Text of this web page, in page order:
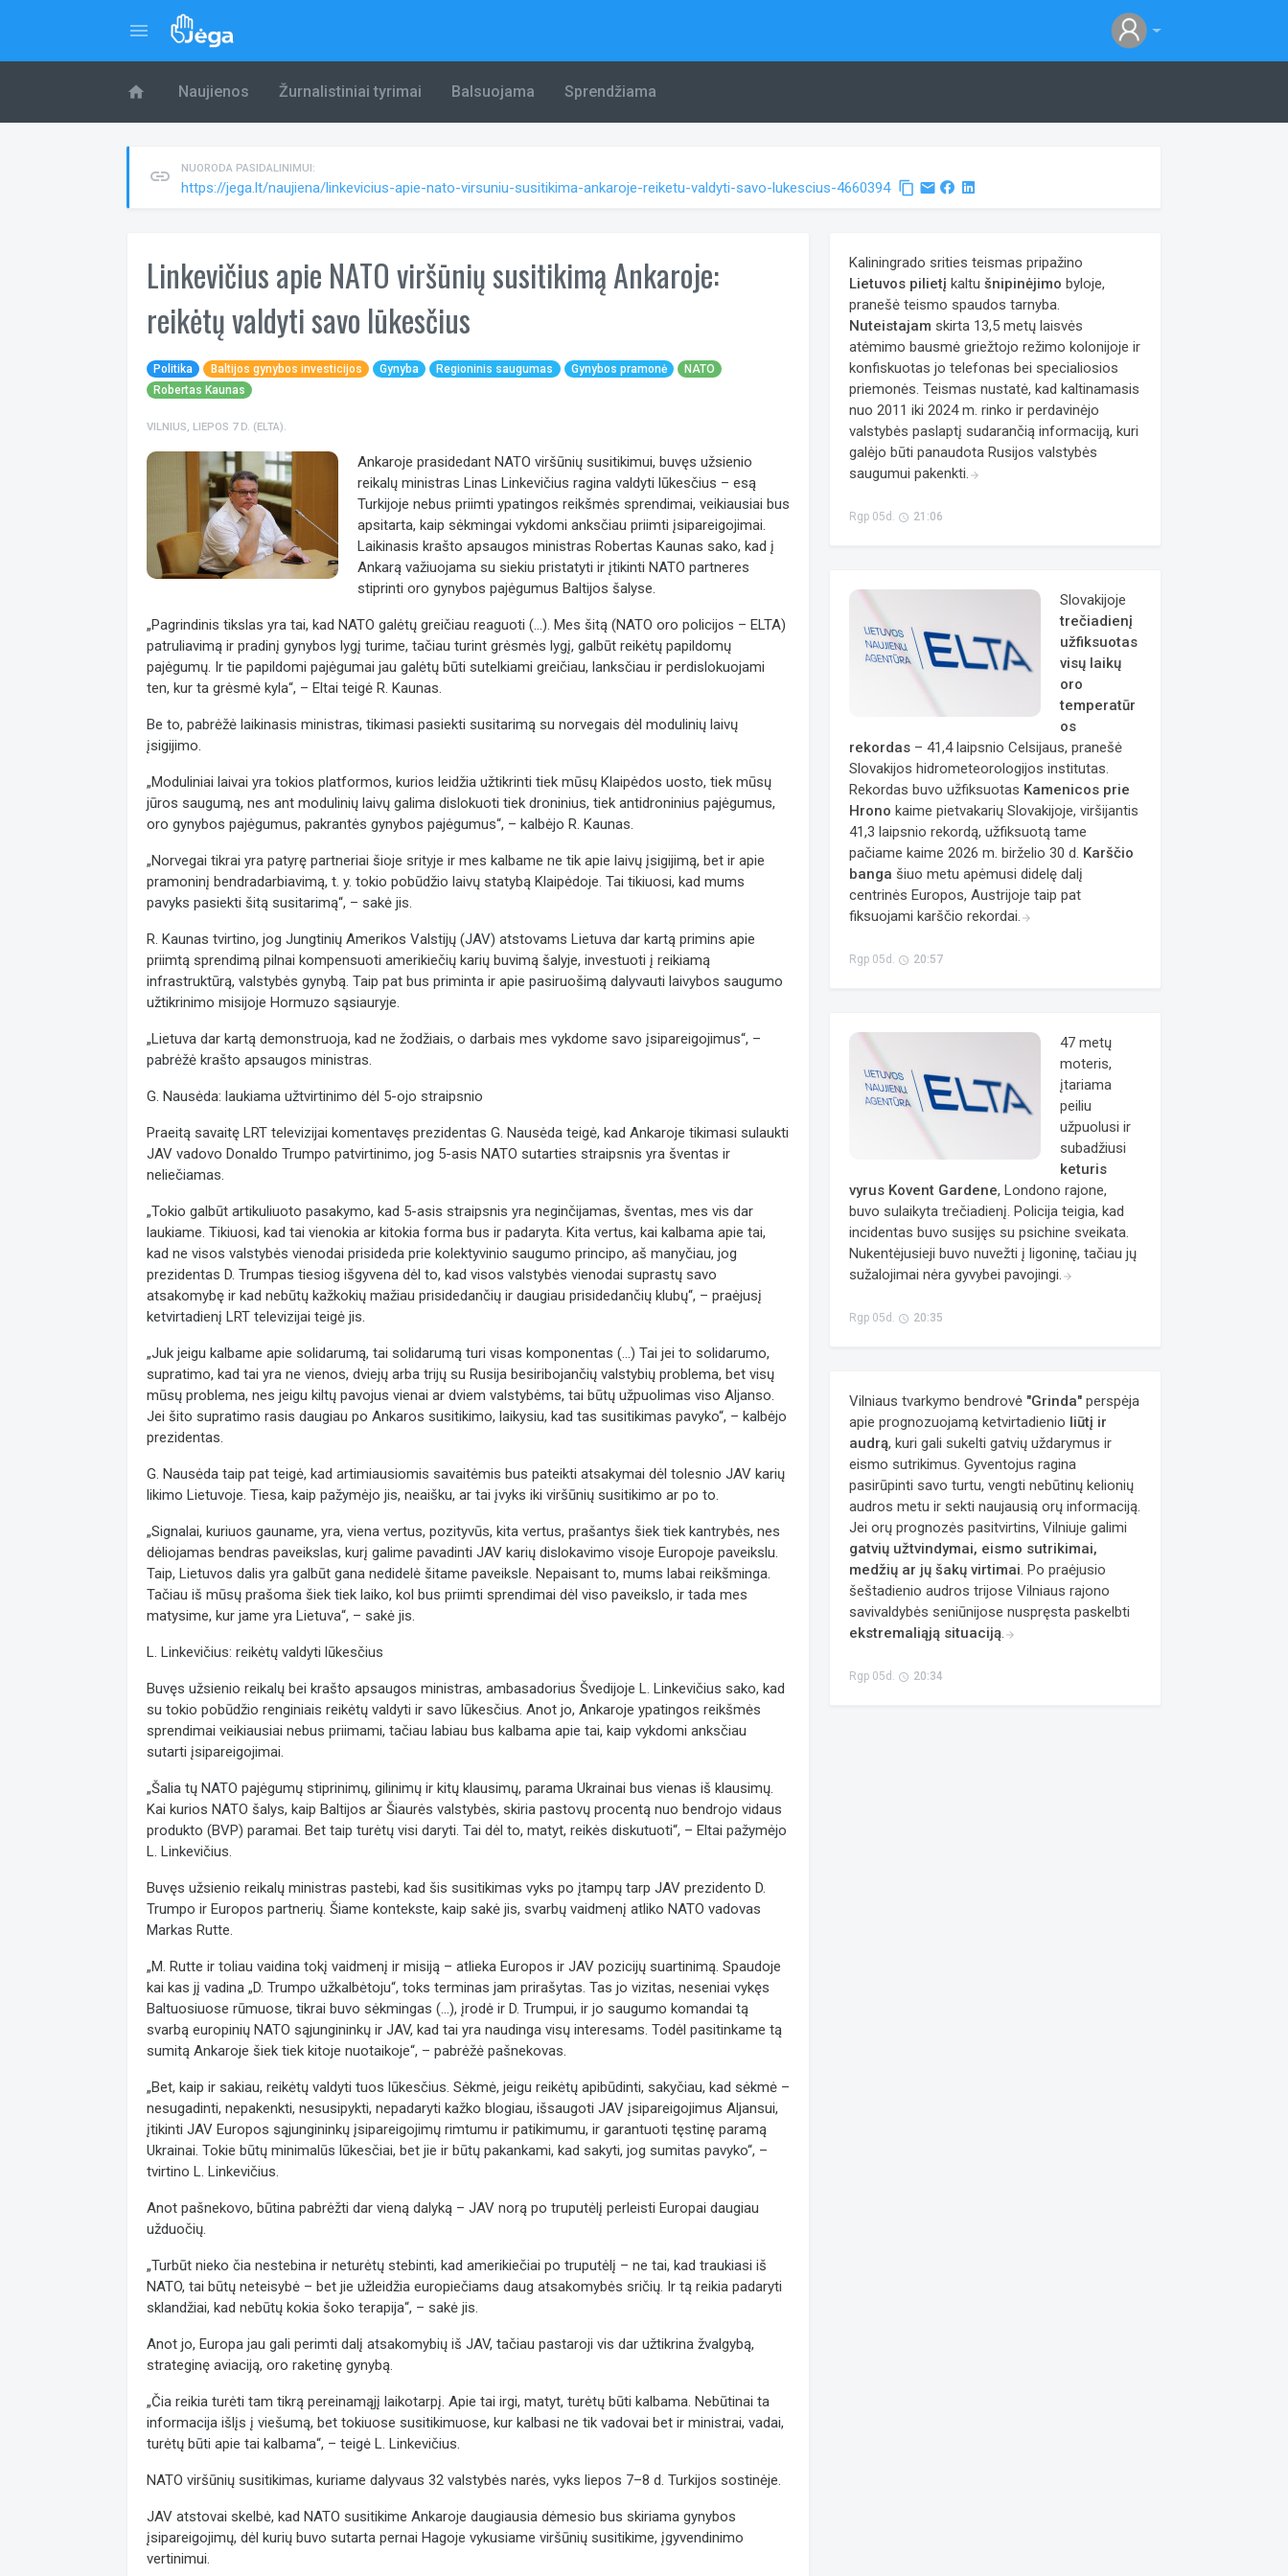
menu
home Naujienos Žurnalistiniai tyrimai Balsuojama Sprendžiama
link NUORODA PASIDALINIMUI:
https://jega.lt/naujiena/linkevicius-apie-nato-virsuniu-susitikima-ankaroje-reiketu-valdyti-savo-lukescius-4660394 content_copy email
Linkevičius apie NATO viršūnių susitikimą Ankaroje:
reikėtų valdyti savo lūkesčius
Politika Baltijos gynybos investicijos Gynyba Regioninis saugumas Gynybos pramonė
NATO
Robertas Kaunas
VILNIUS, LIEPOS 7 D. (ELTA).
Ankaroje prasidedant NATO viršūnių susitikimui, buvęs užsienio
reikalų ministras Linas Linkevičius ragina valdyti lūkesčius – esą
Turkijoje nebus priimti ypatingos reikšmės sprendimai, veikiausiai bus
apsitarta, kaip sėkmingai vykdomi anksčiau priimti įsipareigojimai.
Laikinasis krašto apsaugos ministras Robertas Kaunas sako, kad į
Ankarą važiuojama su siekiu pristatyti ir įtikinti NATO partneres
stiprinti oro gynybos pajėgumus Baltijos šalyse.
„Pagrindinis tikslas yra tai, kad NATO galėtų greičiau reaguoti (...). Mes šitą (NATO oro policijos – ELTA)
patruliavimą ir pradinį gynybos lygį turime, tačiau turint grėsmės lygį, galbūt reikėtų papildomų
pajėgumų. Ir tie papildomi pajėgumai jau galėtų būti sutelkiami greičiau, lanksčiau ir perdislokuojami
ten, kur ta grėsmė kyla“, – Eltai teigė R. Kaunas.
Be to, pabrėžė laikinasis ministras, tikimasi pasiekti susitarimą su norvegais dėl modulinių laivų
įsigijimo.
„Moduliniai laivai yra tokios platformos, kurios leidžia užtikrinti tiek mūsų Klaipėdos uosto, tiek mūsų
jūros saugumą, nes ant modulinių laivų galima dislokuoti tiek droninius, tiek antidroninius pajėgumus,
oro gynybos pajėgumus, pakrantės gynybos pajėgumus“, – kalbėjo R. Kaunas.
„Norvegai tikrai yra patyrę partneriai šioje srityje ir mes kalbame ne tik apie laivų įsigijimą, bet ir apie
pramoninį bendradarbiavimą, t. y. tokio pobūdžio laivų statybą Klaipėdoje. Tai tikiuosi, kad mums
pavyks pasiekti šitą susitarimą“, – sakė jis.
R. Kaunas tvirtino, jog Jungtinių Amerikos Valstijų (JAV) atstovams Lietuva dar kartą primins apie
priimtą sprendimą pilnai kompensuoti amerikiečių karių buvimą šalyje, investuoti į reikiamą
infrastruktūrą, valstybės gynybą. Taip pat bus priminta ir apie pasiruošimą dalyvauti laivybos saugumo
užtikrinimo misijoje Hormuzo sąsiauryje.
„Lietuva dar kartą demonstruoja, kad ne žodžiais, o darbais mes vykdome savo įsipareigojimus“, –
pabrėžė krašto apsaugos ministras.
G. Nausėda: laukiama užtvirtinimo dėl 5-ojo straipsnio
Praeitą savaitę LRT televizijai komentavęs prezidentas G. Nausėda teigė, kad Ankaroje tikimasi sulaukti
JAV vadovo Donaldo Trumpo patvirtinimo, jog 5-asis NATO sutarties straipsnis yra šventas ir
neliečiamas.
„Tokio galbūt artikuliuoto pasakymo, kad 5-asis straipsnis yra neginčijamas, šventas, mes vis dar
laukiame. Tikiuosi, kad tai vienokia ar kitokia forma bus ir padaryta. Kita vertus, kai kalbama apie tai,
kad ne visos valstybės vienodai prisideda prie kolektyvinio saugumo principo, aš manyčiau, jog
prezidentas D. Trumpas tiesiog išgyvena dėl to, kad visos valstybės vienodai suprastų savo
atsakomybę ir kad nebūtų kažkokių mažiau prisidedančių ir daugiau prisidedančių klubų“, – praėjusį
ketvirtadienį LRT televizijai teigė jis.
„Juk jeigu kalbame apie solidarumą, tai solidarumą turi visas komponentas (...) Tai jei to solidarumo,
supratimo, kad tai yra ne vienos, dviejų arba trijų su Rusija besiribojančių valstybių problema, bet visų
mūsų problema, nes jeigu kiltų pavojus vienai ar dviem valstybėms, tai būtų užpuolimas viso Aljanso.
Jei šito supratimo rasis daugiau po Ankaros susitikimo, laikysiu, kad tas susitikimas pavyko“, – kalbėjo
prezidentas.
G. Nausėda taip pat teigė, kad artimiausiomis savaitėmis bus pateikti atsakymai dėl tolesnio JAV karių
likimo Lietuvoje. Tiesa, kaip pažymėjo jis, neaišku, ar tai įvyks iki viršūnių susitikimo ar po to.
„Signalai, kuriuos gauname, yra, viena vertus, pozityvūs, kita vertus, prašantys šiek tiek kantrybės, nes
dėliojamas bendras paveikslas, kurį galime pavadinti JAV karių dislokavimo visoje Europoje paveikslu.
Taip, Lietuvos dalis yra galbūt gana nedidelė šitame paveiksle. Nepaisant to, mums labai reikšminga.
Tačiau iš mūsų prašoma šiek tiek laiko, kol bus priimti sprendimai dėl viso paveikslo, ir tada mes
matysime, kur jame yra Lietuva“, – sakė jis.
L. Linkevičius: reikėtų valdyti lūkesčius
Buvęs užsienio reikalų bei krašto apsaugos ministras, ambasadorius Švedijoje L. Linkevičius sako, kad
su tokio pobūdžio renginiais reikėtų valdyti ir savo lūkesčius. Anot jo, Ankaroje ypatingos reikšmės
sprendimai veikiausiai nebus priimami, tačiau labiau bus kalbama apie tai, kaip vykdomi anksčiau
sutarti įsipareigojimai.
„Šalia tų NATO pajėgumų stiprinimų, gilinimų ir kitų klausimų, parama Ukrainai bus vienas iš klausimų.
Kai kurios NATO šalys, kaip Baltijos ar Šiaurės valstybės, skiria pastovų procentą nuo bendrojo vidaus
produkto (BVP) paramai. Bet taip turėtų visi daryti. Tai dėl to, matyt, reikės diskutuoti“, – Eltai pažymėjo
L. Linkevičius.
Buvęs užsienio reikalų ministras pastebi, kad šis susitikimas vyks po įtampų tarp JAV prezidento D.
Trumpo ir Europos partnerių. Šiame kontekste, kaip sakė jis, svarbų vaidmenį atliko NATO vadovas
Markas Rutte.
„M. Rutte ir toliau vaidina tokį vaidmenį ir misiją – atlieka Europos ir JAV pozicijų suartinimą. Spaudoje
kai kas jį vadina „D. Trumpo užkalbėtoju“, toks terminas jam prirašytas. Tas jo vizitas, neseniai vykęs
Baltuosiuose rūmuose, tikrai buvo sėkmingas (...), įrodė ir D. Trumpui, ir jo saugumo komandai tą
svarbą europinių NATO sąjungininkų ir JAV, kad tai yra naudinga visų interesams. Todėl pasitinkame tą
sumitą Ankaroje šiek tiek kitoje nuotaikoje“, – pabrėžė pašnekovas.
„Bet, kaip ir sakiau, reikėtų valdyti tuos lūkesčius. Sėkmė, jeigu reikėtų apibūdinti, sakyčiau, kad sėkmė –
nesugadinti, nepakenkti, nesusipykti, nepadaryti kažko blogiau, išsaugoti JAV įsipareigojimus Aljansui,
įtikinti JAV Europos sąjungininkų įsipareigojimų rimtumu ir patikimumu, ir garantuoti tęstinę paramą
Ukrainai. Tokie būtų minimalūs lūkesčiai, bet jie ir būtų pakankami, kad sakyti, jog sumitas pavyko“, –
tvirtino L. Linkevičius.
Anot pašnekovo, būtina pabrėžti dar vieną dalyką – JAV norą po truputėlį perleisti Europai daugiau
užduočių.
„Turbūt nieko čia nestebina ir neturėtų stebinti, kad amerikiečiai po truputėlį – ne tai, kad traukiasi iš
NATO, tai būtų neteisybė – bet jie užleidžia europiečiams daug atsakomybės sričių. Ir tą reikia padaryti
sklandžiai, kad nebūtų kokia šoko terapija“, – sakė jis.
Anot jo, Europa jau gali perimti dalį atsakomybių iš JAV, tačiau pastaroji vis dar užtikrina žvalgybą,
strateginę aviaciją, oro raketinę gynybą.
„Čia reikia turėti tam tikrą pereinamąjį laikotarpį. Apie tai irgi, matyt, turėtų būti kalbama. Nebūtinai ta
informacija išlįs į viešumą, bet tokiuose susitikimuose, kur kalbasi ne tik vadovai bet ir ministrai, vadai,
turėtų būti apie tai kalbama“, – teigė L. Linkevičius.
NATO viršūnių susitikimas, kuriame dalyvaus 32 valstybės narės, vyks liepos 7–8 d. Turkijos sostinėje.
JAV atstovai skelbė, kad NATO susitikime Ankaroje daugiausia dėmesio bus skiriama gynybos
įsipareigojimų, dėl kurių buvo sutarta pernai Hagoje vykusiame viršūnių susitikime, įgyvendinimo
vertinimui.
Kaliningrado srities teismas pripažino
Lietuvos pilietį kaltušnipinėjimo byloje,
pranešė teismo spaudos tarnyba.
Nuteistajam skirta 13,5 metų laisvės
atėmimo bausmė griežtojo režimo kolonijoje ir
konfiskuotas jo telefonas bei specialiosios
priemonės. Teismas nustatė, kad kaltinamasis
nuo 2011 iki 2024 m. rinko ir perdavinėjo
valstybės paslaptį sudarančią informaciją, kuri
galėjo būti panaudota Rusijos valstybės
saugumui pakenkti. arrow_forward
Rgp 05d. access_time 21:06
Slovakijoje
trečiadienį
užfiksuotas
visų laikų
oro
temperatūr
os
rekordas – 41,4 laipsnio Celsijaus, pranešė
Slovakijos hidrometeorologijos institutas.
Rekordas buvo užfiksuotas Kamenicos prie
Hrono kaime pietvakarių Slovakijoje, viršijantis
41,3 laipsnio rekordą, užfiksuotą tame
pačiame kaime 2026 m. birželio 30 d. Karščio
banga šiuo metu apėmusi didelę dalį
centrinės Europos, Austrijoje taip pat
fiksuojami karščio rekordai. arrow_forward
Rgp 05d. access_time 20:57
47 metų
moteris,
įtariama
peiliu
užpuolusi ir
subadžiusi
keturis
vyrus Kovent Gardene, Londono rajone,
buvo sulaikyta trečiadienį. Policija teigia, kad
incidentas buvo susijęs su psichine sveikata.
Nukentėjusieji buvo nuvežti į ligoninę, tačiau jų
sužalojimai nėra gyvybei pavojingi. arrow_forward
Rgp 05d. access_time 20:35
Vilniaus tvarkymo bendrovė "Grinda" perspėja
apie prognozuojamą ketvirtadienio liūtį ir
audrą, kuri gali sukelti gatvių uždarymus ir
eismo sutrikimus. Gyventojus ragina
pasirūpinti savo turtu, vengti nebūtinų kelionių
audros metu ir sekti naujausią orų informaciją.
Jei orų prognozės pasitvirtins, Vilniuje galimi
gatvių užtvindymai, eismo sutrikimai,
medžių ar jų šakų virtimai. Po praėjusio
šeštadienio audros trijose Vilniaus rajono
savivaldybės seniūnijose nuspręsta paskelbti
ekstremaliąją situaciją. arrow_forward
Rgp 05d. access_time 20:34